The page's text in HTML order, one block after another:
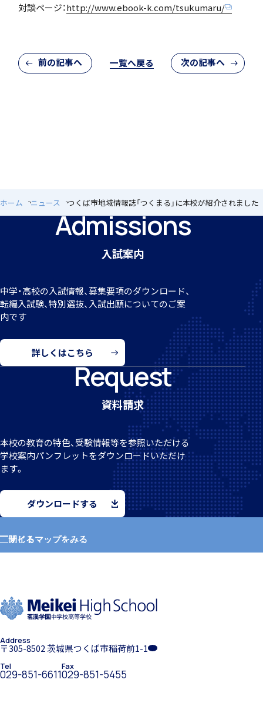
対談ページ：http://www.ebook-k.com/tsukumaru/
前の記事へ 一覧へ戻る 次の記事へ
ホーム ニュース つくば市地域情報誌「つくまる」に本校が紹介されました
Admissions
入試案内
中学・高校の入試情報、募集要項のダウンロード、
転編入試験、特別選抜、入試出願についてのご案
内です
詳しくはこちら
Request
資料請求
本校の教育の特色、受験情報等を参照いただける
学校案内パンフレットをダウンロードいただけ
ます。
ダウンロードする
サイトマップをみる
閉じる
学校長挨拶
Address
〒305-8502 茨城県つくば市稲荷前1-1
Tel
029-851-6611
Fax
029-851-5455
アカデミアクラス（AC）
国際バカロレア（IB）クラス
スーパーサイエンスハイスクール(SSH)
個人課題研究
キャンプ